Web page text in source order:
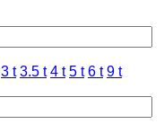
3 t 3.5 t 4 t 5 t 6 t 9 t